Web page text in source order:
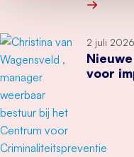
2 juli 2026
voor